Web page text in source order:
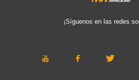
¡Síguenos en las redes